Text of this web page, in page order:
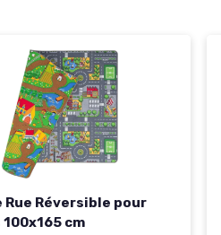
Rue Réversible pour
cm